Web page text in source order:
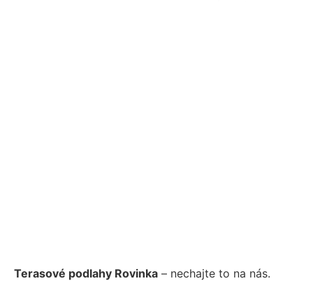
Terasové podlahy Rovinka – nechajte to na nás.